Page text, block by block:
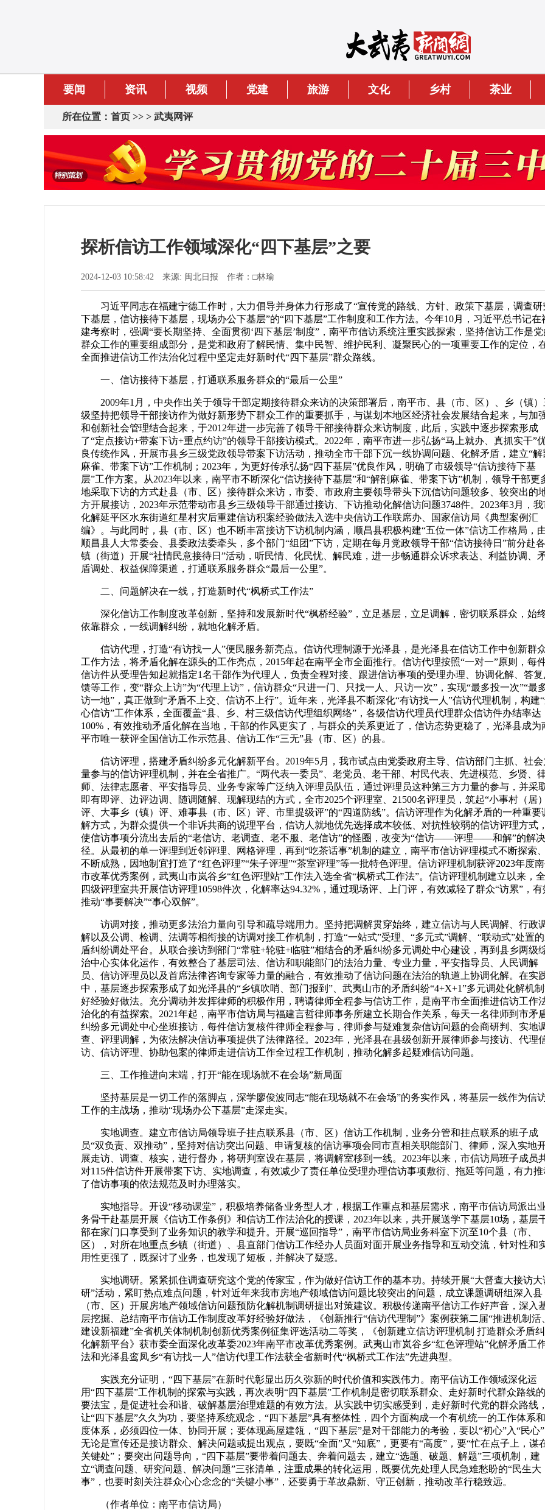
要闻 资讯 视频 党建 旅游 文化 乡村 茶业
所在位置： 首页 >> > 武夷网评
探析信访工作领域深化“四下基层”之要
2024-12-03 10:58:42 来源: 闽北日报 作者：□林瑜
习近平同志在福建宁德工作时，大力倡导并身体力行形成了“宣传党的路线、方针、政策下基层，调查研
下基层，信访接待下基层，现场办公下基层”的“四下基层”工作制度和工作方法。今年10月，习近平总书记在
建考察时，强调“要长期坚持、全面贯彻‘四下基层’制度”，南平市信访系统注重实践探索，坚持信访工作是党
群众工作的重要组成部分，是党和政府了解民情、集中民智、维护民利、凝聚民心的一项重要工作的定位，
全面推进信访工作法治化过程中坚定走好新时代“四下基层”群众路线。
一、信访接待下基层，打通联系服务群众的“最后一公里”
2009年1月，中央作出关于领导干部定期接待群众来访的决策部署后，南平市、县（市、区）、乡（镇）
级坚持把领导干部接访作为做好新形势下群众工作的重要抓手，与谋划本地区经济社会发展结合起来，与加
和创新社会管理结合起来，于2012年进一步完善了领导干部接待群众来访制度，此后，实践中逐步探索形成
了“定点接访+带案下访+重点约访”的领导干部接访模式。2022年，南平市进一步弘扬“马上就办、真抓实干”
良传统作风，开展市县乡三级党政领导带案下访活动，推动全市干部下沉一线协调问题、化解矛盾，建立“解
麻雀、带案下访”工作机制；2023年，为更好传承弘扬“四下基层”优良作风，明确了市级领导“信访接待下基
层”工作方案。从2023年以来，南平市不断深化“信访接待下基层”和“解剖麻雀、带案下访”机制，领导干部更
地采取下访的方式赴县（市、区）接待群众来访，市委、市政府主要领导带头下沉信访问题较多、较突出的
方开展接访，2023年示范带动市县乡三级领导干部通过接访、下访推动化解信访问题3748件。2023年3月，
化解延平区水东街道红星村灾后重建信访积案经验做法入选中央信访工作联席办、国家信访局《典型案例汇
编》。与此同时，县（市、区）也不断丰富接访下访机制内涵，顺昌县积极构建“五位一体”信访工作格局，
顺昌县人大常委会、县委政法委牵头，多个部门“组团”下访，定期在每月党政领导干部“信访接待日”前分赴
镇（街道）开展“社情民意接待日”活动，听民情、化民忧、解民难，进一步畅通群众诉求表达、利益协调、
盾调处、权益保障渠道，打通联系服务群众“最后一公里”。
二、问题解决在一线，打造新时代“枫桥式工作法”
深化信访工作制度改革创新，坚持和发展新时代“枫桥经验”，立足基层，立足调解，密切联系群众，始
依靠群众，一线调解纠纷，就地化解矛盾。
信访代理，打造“有访找一人”便民服务新亮点。信访代理制源于光泽县，是光泽县在信访工作中创新群
工作方法，将矛盾化解在源头的工作亮点，2015年起在南平全市全面推行。信访代理按照“一对一”原则，每
信访件从受理告知起就指定1名干部作为代理人，负责全程对接、跟进信访事项的受理办理、协调化解、答复
馈等工作，变“群众上访”为“代理上访”，信访群众“只进一门、只找一人、只访一次”，实现“最多投一次”“最
访一地”，真正做到“矛盾不上交、信访不上行”。近年来，光泽县不断深化“有访找一人”信访代理机制，构建
心信访”工作体系，全面覆盖“县、乡、村三级信访代理组织网络”，各级信访代理员代理群众信访件办结率达
100%，有效推动矛盾化解在当地，干部的作风更实了，与群众的关系更近了，信访态势更稳了，光泽县成为
平市唯一获评全国信访工作示范县、信访工作“三无”县（市、区）的县。
信访评理，搭建矛盾纠纷多元化解新平台。2019年5月，我市试点由党委政府主导、信访部门主抓、社会
量参与的信访评理机制，并在全省推广。“两代表一委员”、老党员、老干部、村民代表、先进模范、乡贤、
师、法律志愿者、平安指导员、业务专家等广泛纳入评理员队伍，通过评理员这种第三方力量的参与，并采
即有即评、边评边调、随调随解、现解现结的方式，全市2025个评理室、21500名评理员，筑起“小事村（居）
评、大事乡（镇）评、难事县（市、区）评、市里提级评”的“四道防线”。信访评理作为化解矛盾的一种重要
解方式，为群众提供一个非诉共商的说理平台，信访人就地优先选择成本较低、对抗性较弱的信访评理方式，
使信访事项分流出去后的“老信访、老调查、老不服、老信访”的怪圈，改变为“信访——评理——和解”的解
径。从最初的单一评理到近邻评理、网格评理，再到“吃茶话事”机制的建立，南平市信访评理模式不断探索、
不断成熟，因地制宜打造了“红色评理”“朱子评理”“茶室评理”等一批特色评理。信访评理机制获评2023年度
市改革优秀案例，武夷山市岚谷乡“红色评理站”工作法入选全省“枫桥式工作法”。信访评理机制建立以来，
四级评理室共开展信访评理10598件次，化解率达94.32%，通过现场评、上门评，有效减轻了群众“访累”，有
推动“事要解决”“事心双解”。
访调对接，推动更多法治力量向引导和疏导端用力。坚持把调解贯穿始终，建立信访与人民调解、行政
解以及公调、检调、法调等相衔接的访调对接工作机制，打造“一站式”受理、“多元式”调解、“联动式”处置
盾纠纷调处平台。从联合接访到部门“常驻+轮驻+临驻”相结合的矛盾纠纷多元调处中心建设，再到县乡两级
治中心实体化运作，有效整合了基层司法、信访和职能部门的法治力量、专业力量，平安指导员、人民调解
员、信访评理员以及首席法律咨询专家等力量的融合，有效推动了信访问题在法治的轨道上协调化解。在实
中，基层逐步探索形成了如光泽县的“乡镇吹哨、部门报到”、武夷山市的矛盾纠纷“4+X+1”多元调处化解机
好经验好做法。充分调动并发挥律师的积极作用，聘请律师全程参与信访工作，是南平市全面推进信访工作
治化的有益探索。2021年起，南平市信访局与福建言哲律师事务所建立长期合作关系，每天一名律师到市矛
纠纷多元调处中心坐班接访，每件信访复核件律师全程参与，律师参与疑难复杂信访问题的会商研判、实地
查、评理调解，为依法解决信访事项提供了法律路径。2023年，光泽县在县级创新开展律师参与接访、代理
访、信访评理、协助包案的律师走进信访工作全过程工作机制，推动化解多起疑难信访问题。
三、工作推进向末端，打开“能在现场就不在会场”新局面
坚持基层是一切工作的落脚点，深学廖俊波同志“能在现场就不在会场”的务实作风，将基层一线作为信
工作的主战场，推动“现场办公下基层”走深走实。
实地调查。建立市信访局领导班子挂点联系县（市、区）信访工作机制，业务分管和挂点联系的班子成
员“双负责、双推动”，坚持对信访突出问题、申请复核的信访事项会同市直相关职能部门、律师，深入实地
展走访、调查、核实，进行督办，将研判室设在基层，将调解室移到一线。2023年以来，市信访局班子成员
对115件信访件开展带案下访、实地调查，有效减少了责任单位受理办理信访事项敷衍、拖延等问题，有力推
了信访事项的依法规范及时办理落实。
实地指导。开设“移动课堂”，积极培养储备业务型人才，根据工作重点和基层需求，南平市信访局派出
务骨干赴基层开展《信访工作条例》和信访工作法治化的授课，2023年以来，共开展送学下基层10场，基层
部在家门口享受到了业务知识的教学和提升。开展“巡回指导”，南平市信访局业务科室下沉至10个县（市、
区），对所在地重点乡镇（街道）、县直部门信访工作经办人员面对面开展业务指导和互动交流，针对性和
用性更强了，既探讨了业务，也发现了短板，并解决了疑惑。
实地调研。紧紧抓住调查研究这个党的传家宝，作为做好信访工作的基本功。持续开展“大督查大接访大
研”活动，紧盯热点难点问题，针对近年来我市房地产领域信访问题比较突出的问题，成立课题调研组深入县
（市、区）开展房地产领域信访问题预防化解机制调研提出对策建议。积极传递南平信访工作好声音，深入
层挖掘、总结南平市信访工作制度改革好经验好做法，《创新推行“信访代理制”》案例获第二届“推进机制活
建设新福建”全省机关体制机制创新优秀案例征集评选活动二等奖，《创新建立信访评理机制 打造群众矛盾
化解新平台》获市委全面深化改革委2023年南平市改革优秀案例。武夷山市岚谷乡“红色评理站”化解矛盾工
法和光泽县鸾凤乡“有访找一人”信访代理工作法获全省新时代“枫桥式工作法”先进典型。
实践充分证明，“四下基层”在新时代彰显出历久弥新的时代价值和实践伟力。南平信访工作领域深化运
用“四下基层”工作机制的探索与实践，再次表明“四下基层”工作机制是密切联系群众、走好新时代群众路线
要法宝，是促进社会和谐、破解基层治理难题的有效方法。从实践中切实感受到，走好新时代党的群众路线，
让“四下基层”久久为功，要坚持系统观念，“四下基层”具有整体性，四个方面构成一个有机统一的工作体系
度体系，必须四位一体、协同开展；要体现高屋建瓴，“四下基层”是对干部能力的考验，要以“初心”入“民心”
无论是宣传还是接访群众、解决问题或提出观点，要既“全面”又“知底”，更要有“高度”，要“忙在点子上，谋
关键处”；要突出问题导向，“四下基层”要带着问题去、奔着问题去，建立“选题、破题、解题”三项机制，建
立“调查问题、研究问题、解决问题”三张清单，注重成果的转化运用，既要优先处理人民急难愁盼的“民生大
事”，也要时刻关注群众心心念念的“关键小事”，还要勇于革故鼎新、守正创新，推动改革行稳致远。
（作者单位：南平市信访局）